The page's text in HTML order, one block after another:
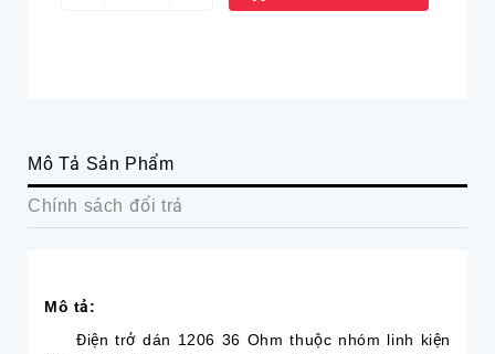
Mô Tả Sản Phẩm
Chính sách đổi trả
Mô tả:
Điện trở dán 1206 36 Ohm thuộc nhóm linh kiện